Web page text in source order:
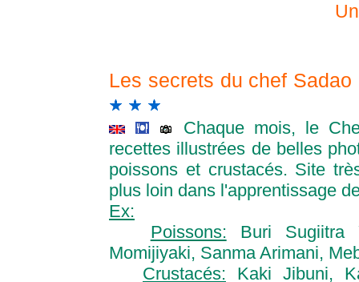
Les secrets du chef
Chaque mois, le
recettes illustrées de belles
poissons et crustacés. Site
plus loin dans l'apprentissage
Ex:
Poissons: Buri Sugiitra
Momijiyaki, Sanma Arimani,
Crustacés: Kaki Jibuni,